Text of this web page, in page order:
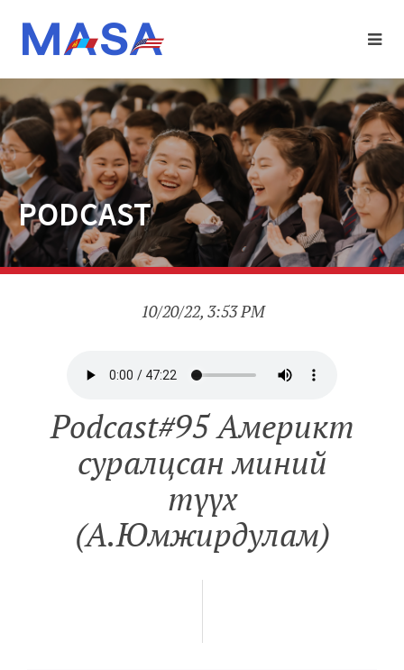
PODCAST
10/20/22, 3:53 PM
Podcast#95 Америкт
суралцсан миний
түүх
(А.Юмжирдулам)